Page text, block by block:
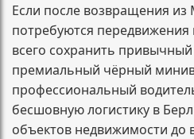
Если после возвращения
потребуются передвижения
всего сохранить
премиальный чёрный
профессиональный
бесшовную логистику в
объектов недвижимости до